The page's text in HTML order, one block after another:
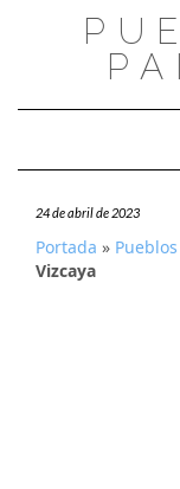
24 de abril de 2023
Portada »
Vizcaya